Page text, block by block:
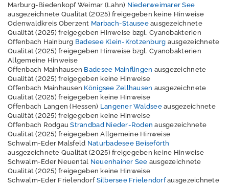
Marburg-Biedenkopf Weimar (Lahn) Niederweimarer See
ausgezeichnete Qualität (2025) freigegeben keine Hinweise
Odenwaldkreis Oberzent Marbach-Stauseeausgezeichnete
Qualität (2025) freigegeben Hinweise bzgl. Cyanobakterien
Offenbach Hainburg Badesee Klein-Krotzenburg ausgezeichnete
Qualität (2025) freigegeben Hinweise bzgl. Cyanobakterien
Allgemeine Hinweise
Offenbach Mainhausen Badesee Mainflingen ausgezeichnete
Qualität (2025) freigegeben keine Hinweise
Offenbach Mainhausen Königsee Zellhausen ausgezeichnete
Qualität (2025) freigegeben keine Hinweise
Offenbach Langen (Hessen) Langener Waldseeausgezeichnete
Qualität (2025) freigegeben keine Hinweise
Offenbach RodgauStrandbad Nieder-Rodenausgezeichnete
Qualität (2025) freigegeben Allgemeine Hinweise
Schwalm-Eder Malsfeld Naturbadesee Beiseförth
ausgezeichnete Qualität (2025) freigegeben keine Hinweise
Schwalm-Eder Neuental Neuenhainer See ausgezeichnete
Qualität (2025) freigegeben keine Hinweise
Schwalm-Eder Frielendorf Silbersee Frielendorfausgezeichnete